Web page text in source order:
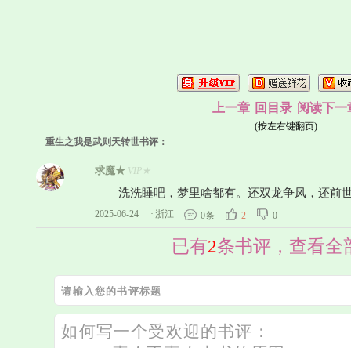
上一章 回目录 阅读下一
(按左右键翻页)
重生之我是武则天转世书评：
求魔★ VIP★
洗洗睡吧，梦里啥都有。还双龙争凤，还前
2025-06-24 · 浙江 0条 2 0
已有2条书评，查看全